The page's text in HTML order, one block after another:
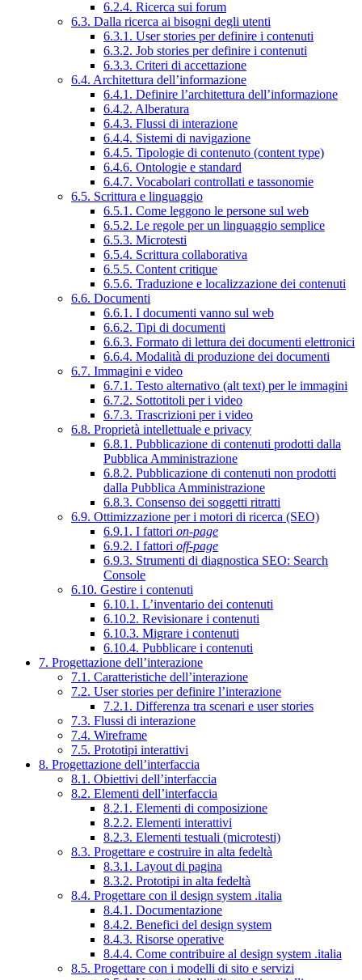
6.2.4. Ricerca sui forum
6.3. Dalla ricerca ai bisogni degli utenti
6.3.1. User stories per definire i contenuti
6.3.2. Job stories per definire i contenuti
6.3.3. Criteri di accettazione
6.4. Architettura dell’informazione
6.4.1. Definire l’architettura dell’informazione
6.4.2. Alberatura
6.4.3. Flussi di interazione
6.4.4. Sistemi di navigazione
6.4.5. Tipologie di contenuto (content type)
6.4.6. Ontologie e standard
6.4.7. Vocabolari controllati e tassonomie
6.5. Scrittura e linguaggio
6.5.1. Come leggono le persone sul web
6.5.2. Le regole per un linguaggio semplice
6.5.3. Microtesti
6.5.4. Scrittura collaborativa
6.5.5. Content critique
6.5.6. Traduzione e localizzazione dei contenuti
6.6. Documenti
6.6.1. I documenti vanno sul web
6.6.2. Tipi di documenti
6.6.3. Formato di lettura dei documenti elettronici
6.6.4. Modalità di produzione dei documenti
6.7. Immagini e video
6.7.1. Testo alternativo (alt text) per le immagini
6.7.2. Sottotitoli per i video
6.7.3. Trascrizioni per i video
6.8. Proprietà intellettuale e privacy
6.8.1. Pubblicazione di contenuti prodotti dalla
Pubblica Amministrazione
6.8.2. Pubblicazione di contenuti non prodotti
dalla Pubblica Amministrazione
6.8.3. Consenso dei soggetti ritratti
6.9. Ottimizzazione per i motori di ricerca (SEO)
6.9.1. I fattori on-page
6.9.2. I fattori off-page
6.9.3. Strumenti di diagnostica SEO: Search
Console
6.10. Gestire i contenuti
6.10.1. L’inventario dei contenuti
6.10.2. Revisionare i contenuti
6.10.3. Migrare i contenuti
6.10.4. Pubblicare i contenuti
7. Progettazione dell’interazione
7.1. Caratteristiche dell’interazione
7.2. User stories per definire l’interazione
7.2.1. Differenza tra scenari e user stories
7.3. Flussi di interazione
7.4. Wireframe
7.5. Prototipi interattivi
8. Progettazione dell’interfaccia
8.1. Obiettivi dell’interfaccia
8.2. Elementi dell’interfaccia
8.2.1. Elementi di composizione
8.2.2. Elementi interattivi
8.2.3. Elementi testuali (microtesti)
8.3. Progettare e costruire in alta fedeltà
8.3.1. Layout di pagina
8.3.2. Prototipi in alta fedeltà
8.4. Progettare con il design system .italia
8.4.1. Documentazione
8.4.2. Benefici del design system
8.4.3. Risorse operative
8.4.4. Come contribuire al design system .italia
8.5. Progettare con i modelli di sito e servizi